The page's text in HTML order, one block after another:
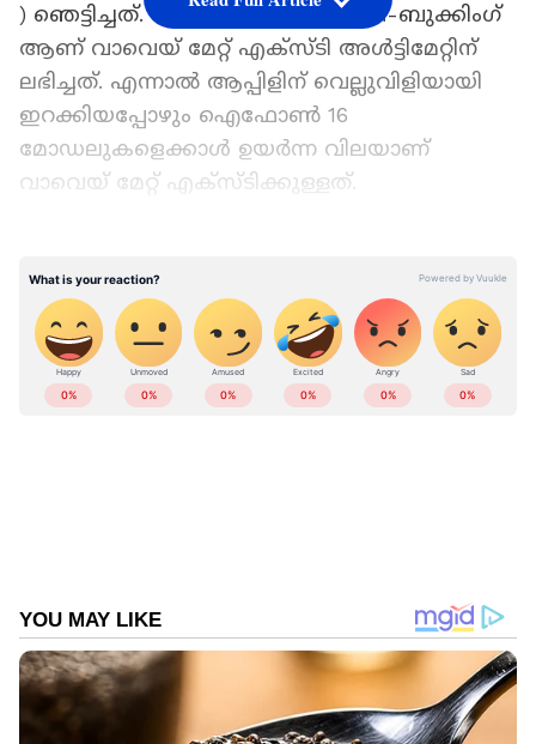
) ഞെട്ടിച്ചത്. റിലീസിന് മുമ്പ് വന്‍ പ്രീ-ബുക്കിംഗ്
ആണ് വാവെയ് മേറ്റ് എക്‌സ്‌ടി അള്‍ട്ടിമേറ്റിന്
ലഭിച്ചത്. എന്നാല്‍ ആപ്പിളിന് വെല്ലുവിളിയായി
ഇറക്കിയപ്പോഴും ഐഫോണ്‍ 16
മോഡലുകളെക്കാള്‍ ഉയര്‍ന്ന വിലയാണ്
വാവെയ് മേറ്റ് എക്‌സ്‌ടിക്കുള്ളത്.
ആപ്പിള്‍ ഐഫോണ്‍ 16 സിരീസ് അവതരിപ്പിച്ച്
ചുരുക്കം മണിക്കൂറുകള്‍ക്ക് ശേഷമാണ്
വാവെയ് മേറ്റ് എക്‌സ്‌ടി പുറത്തിറക്കിയത്.
സിരീസിലെ ഏറ്റവും മുന്തിയ ഐഫോണ്‍ 16
പ്രോ മാക്‌സ് 1 ടിബി വേരിയന്‍റിന്‍റെ വില 1,84,900
രൂപയേയുള്ളൂ. എന്നാല്‍ വാവെയ് മേറ്റ്
എക്‌സ്‌ടിക്ക് മാത്രം അവകാശപ്പെടാവുന്ന ചില